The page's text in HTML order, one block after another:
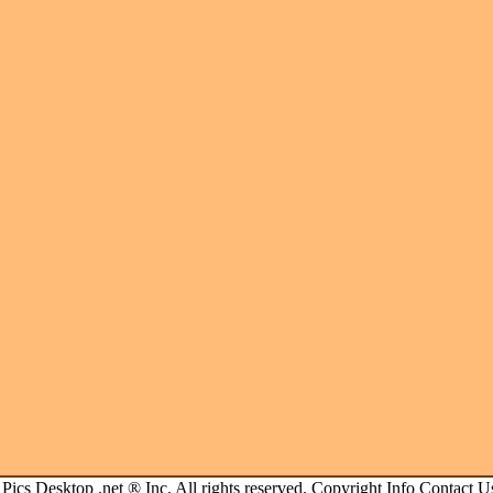
Pics Desktop .net ® Inc. All rights reserved. Copyright Info Contact